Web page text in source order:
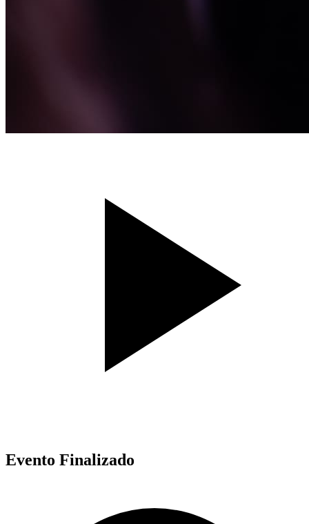
Evento Finalizado